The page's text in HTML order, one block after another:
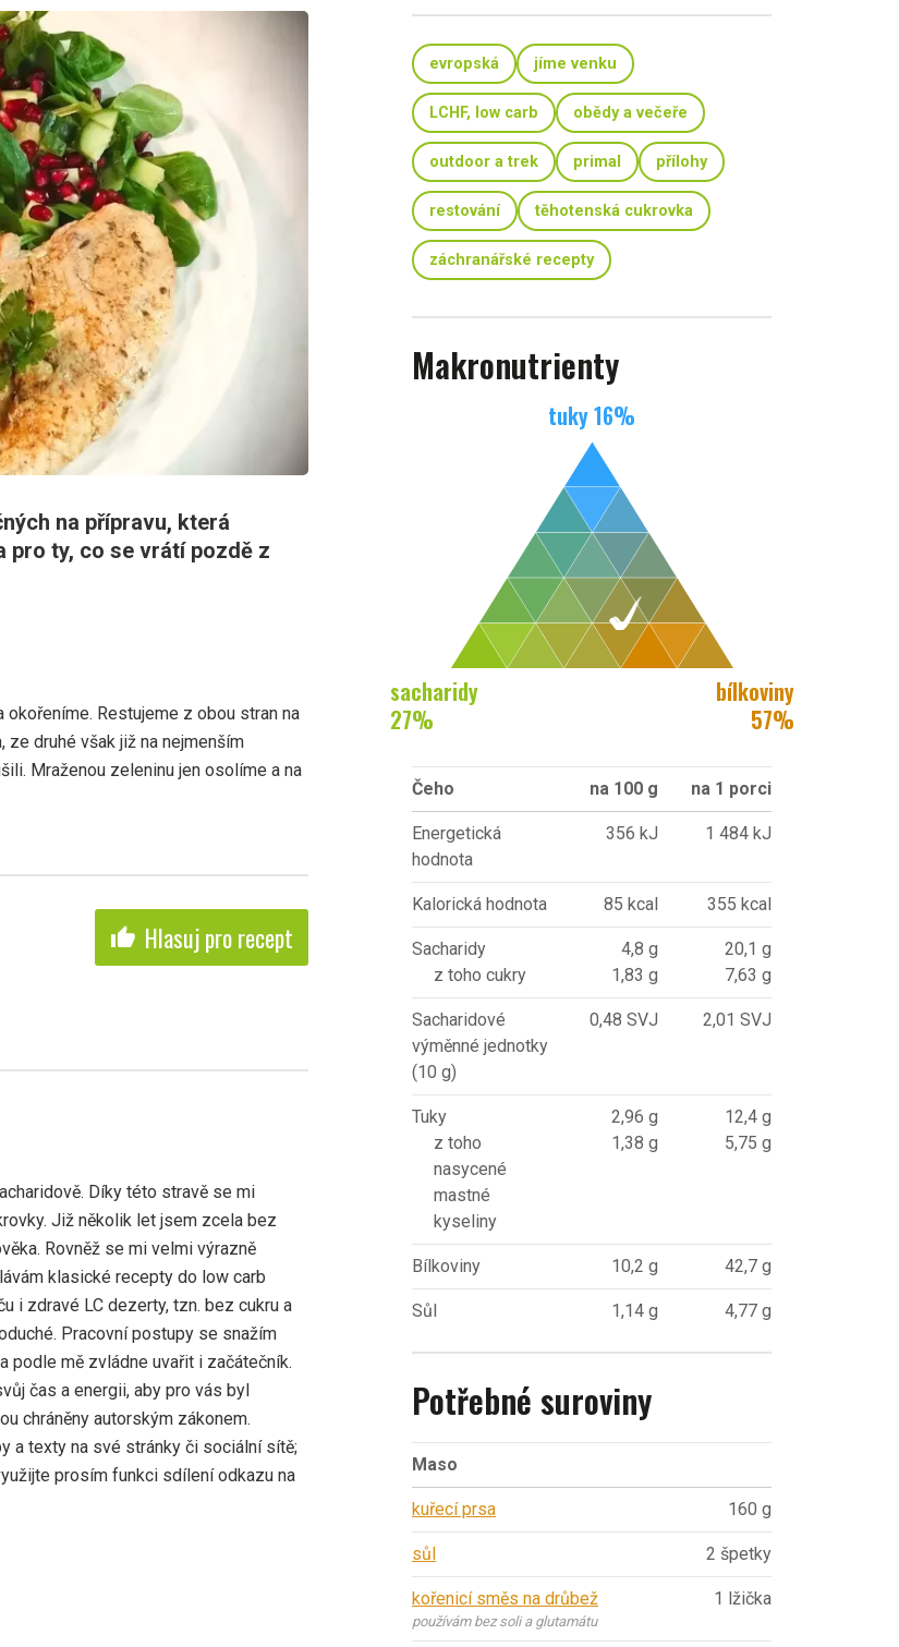
na přípravu, která
pro ty, co se vrátí pozdě z
okořeníme. Restujeme z obou stran na
ze druhé však již na nejmenším
Mraženou zeleninu jen osolíme a na
thumb_up Hlasuj pro recept
Díky této stravě se mi
Již několik let jsem zcela bez
Rovněž se mi velmi výrazně
klasické recepty do low carb
i zdravé LC dezerty, tzn. bez cukru a
Pracovní postupy se snažím
podle mě zvládne uvařit i začátečník.
čas a energii, aby pro vás byl
chráněny autorským zákonem.
a texty na své stránky či sociální sítě;
prosím funkci sdílení odkazu na
evropská jíme venku
LCHF, low carb obědy a večeře
outdoor a trek primal přílohy
restování těhotenská cukrovka
záchranářské recepty
Makronutrienty
tuky16%
sacharidy
27%
bílkoviny
57%
Čeho na 100 g na 1 porci
Energetická
hodnota
356 kJ 1 484 kJ
Kalorická hodnota 85 kcal 355 kcal
Sacharidy
z toho cukry
4,8 g
1,83 g
20,1 g
7,63 g
Sacharidové
výměnné jednotky
(10 g)
0,48 SVJ 2,01 SVJ
Tuky
z toho
nasycené
mastné
kyseliny
2,96 g
1,38 g
12,4 g
5,75 g
Bílkoviny 10,2 g 42,7 g
Sůl 1,14 g 4,77 g
Potřebné suroviny
Maso
kuřecí prsa 160 g
sůl 2 špetky
kořenicí směs na drůbež
používám bez soli a glutamátu
1 lžička